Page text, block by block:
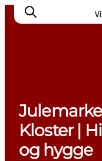
Highlights
Oplev
Det Sker
Overnatning
Kloster |
og hygge